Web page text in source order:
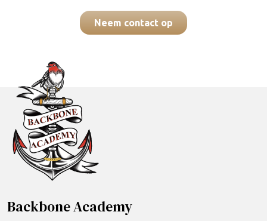
Neem contact op
Backbone Academy